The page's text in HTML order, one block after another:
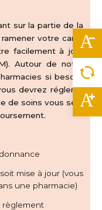
sur la partie de la
votre carte
facilement à jour
Autour de notre
si besoin.
devrez régler la
de soins vous sera
mise à jour (vous
une pharmacie)
règlement